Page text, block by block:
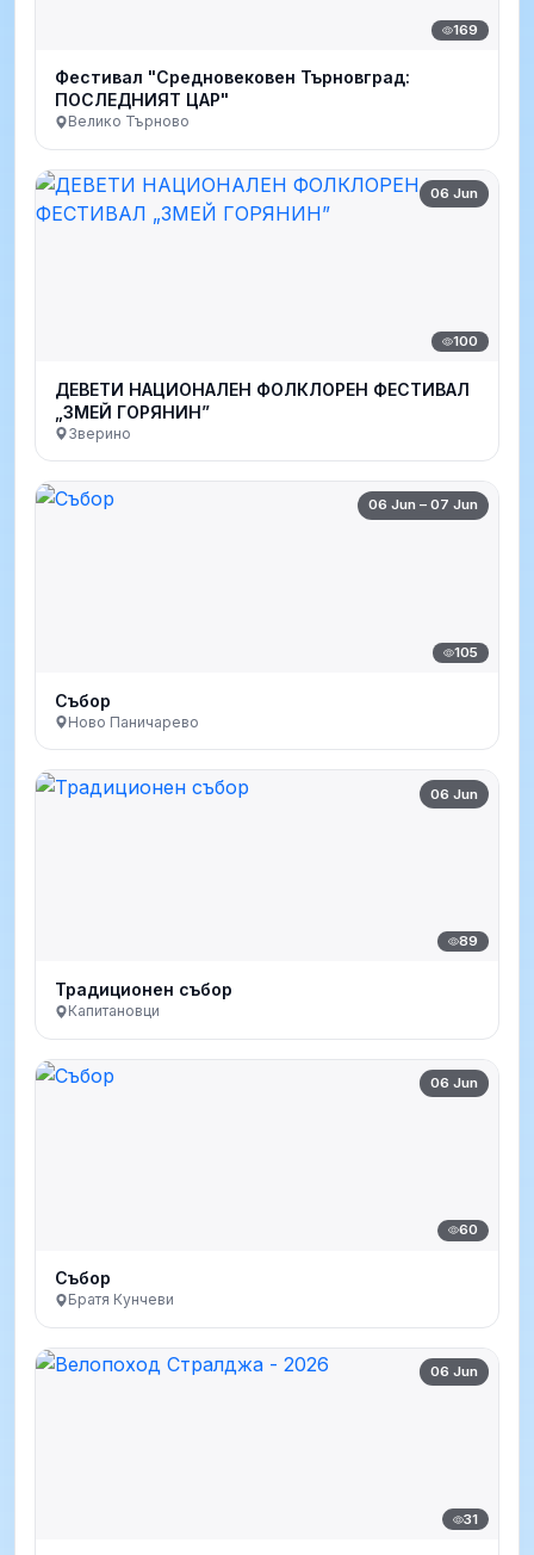
169
Фестивал "Средновековен Търновград:
ПОСЛЕДНИЯТ ЦАР"
Велико Търново
06 Jun
100
ДЕВЕТИ НАЦИОНАЛЕН ФОЛКЛОРЕН ФЕСТИВАЛ
„ЗМЕЙ ГОРЯНИН”
Зверино
06 Jun – 07 Jun
105
Събор
Ново Паничарево
06 Jun
89
Традиционен събор
Капитановци
06 Jun
60
Събор
Братя Кунчеви
06 Jun
31